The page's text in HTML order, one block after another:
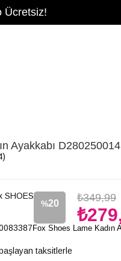
Ücretsiz!
Ayakkabı D280250014
SHOES
%20
İndirim
₺349,99
taksitlerle
Fox Shoes Lame Kadın